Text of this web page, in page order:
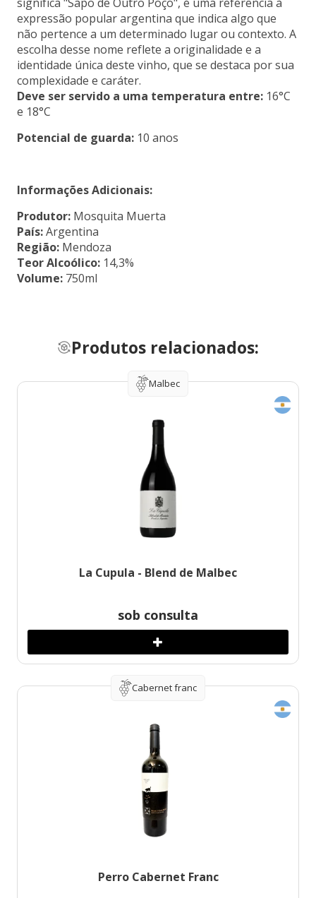
significa "Sapo de Outro Poço", é uma referência à
expressão popular argentina que indica algo que
não pertence a um determinado lugar ou contexto. A
escolha desse nome reflete a originalidade e a
identidade única deste vinho, que se destaca por sua
complexidade e caráter.
Deve ser servido a uma temperatura entre: 16°C
e 18°C
Potencial de guarda: 10 anos
Informações Adicionais:
Produtor: Mosquita Muerta
País:Argentina
Região: Mendoza
Teor Alcoólico: 14,3%
Volume: 750ml
Produtos relacionados:
Malbec
La Cupula - Blend de Malbec
sob consulta
Cabernet franc
Perro Cabernet Franc